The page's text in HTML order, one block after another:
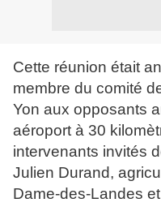
Cette réunion était
membre du comité
Yon aux opposants
aéroport à 30
intervenants invités
Julien Durand,
Dame-des-Landes